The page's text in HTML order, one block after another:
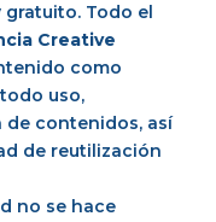
gratuito. Todo el
Creative
como
uso,
contenidos, así
de reutilización
no se hace